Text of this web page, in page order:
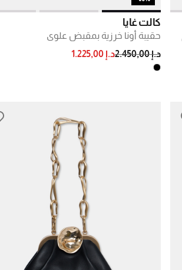
كالت غايا
حقيبة أونا خرزية بمقبض علوي
PRICE REDUCED FROM
د.إ 2.450,00 TO
د.إ 1.225,00